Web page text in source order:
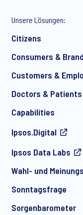
Artikeln von Ipsos
jederzeit mit
Unsere Lösungen:
Citizens
Consumers &
Customers &
Doctors & Patients
Capabilities
Ipsos.Digital
Ipsos Data Labs
Wahl- und
Sonntagsfrage
Sorgenbarometer